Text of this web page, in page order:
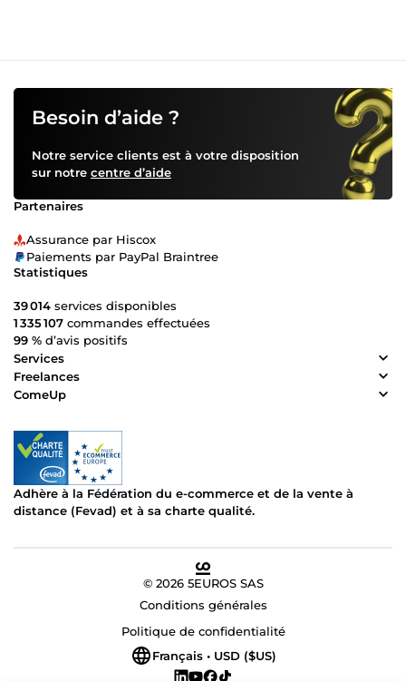
Besoin d’aide ?
Notre service clients est à votre disposition
sur notre centre d’aide
Partenaires
Assurance par Hiscox
Paiements par PayPal Braintree
Statistiques
39 014 services disponibles
1 335 107 commandes effectuées
99 % d’avis positifs
Services
Freelances
ComeUp
Adhère à la Fédération du e-commerce et de la vente à
distance (Fevad) et à sa charte qualité.
© 2026 5EUROS SAS
Conditions générales
Politique de confidentialité
Français • USD ($US)